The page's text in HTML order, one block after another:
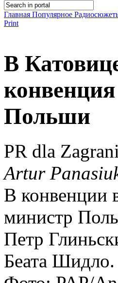
Главная Популярное
Print
В
Польши
PR dla
Artur
В конвенции
министр
Петр
Беата Шидло.